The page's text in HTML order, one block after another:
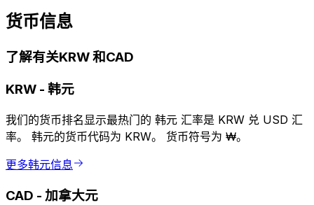
货币信息
了解有关KRW 和CAD
KRW - 韩元
我们的货币排名显示最热门的 韩元 汇率是 KRW 兑 USD 汇
率。 韩元的货币代码为 KRW。 货币符号为 ₩。
更多韩元信息
CAD - 加拿大元